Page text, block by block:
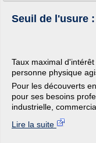
Seuil de l'usure
Taux maximal
personne physique
Pour les découverts
pour ses besoins
industrielle,
Lire la suite